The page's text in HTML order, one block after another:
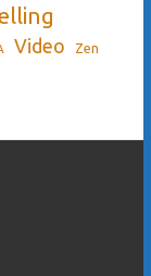
Video Zen